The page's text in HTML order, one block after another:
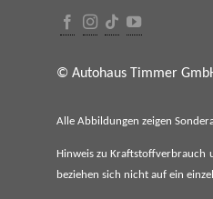
© Autohaus Timmer
Alle Abbildungen zeigen
Hinweis zu Kraftstoffverbrauch
beziehen sich nicht auf ein